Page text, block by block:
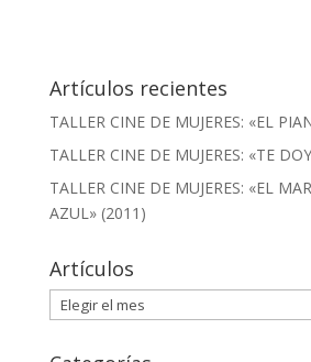
Artículos recientes
TALLER CINE DE MUJERES: «EL
TALLER CINE DE MUJERES: «TE
TALLER CINE DE MUJERES: «EL
AZUL» (2011)
Artículos
Artículos